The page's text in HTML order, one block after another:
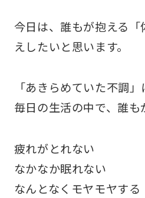
今日は、誰もが抱える
えしたいと思います。
「あきらめていた不調
毎日の生活の中で、誰も
疲れがとれない
なかなか眠れない
なんとなくモヤモヤする